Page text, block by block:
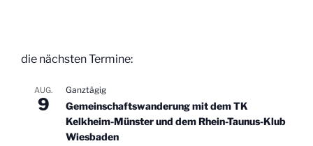
die nächsten Termine:
AUG.
9
Ganztägig
Gemeinschaftswanderung mit dem TK
Kelkheim-Münster und dem Rhein-Taunus-Klub
Wiesbaden